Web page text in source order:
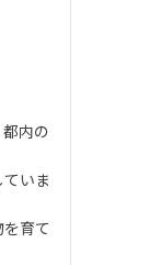
内の
いま
育て